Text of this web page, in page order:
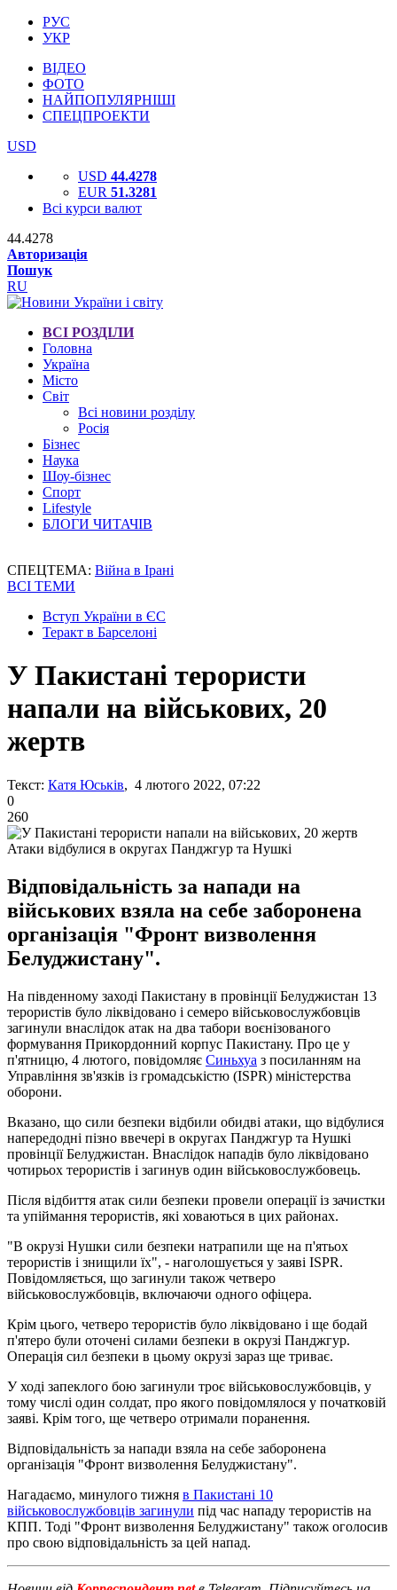
РУС
УКР
ВІДЕО
ФОТО
НАЙПОПУЛЯРНІШІ
СПЕЦПРОЕКТИ
USD
USD 44.4278
EUR 51.3281
Всі курси валют
44.4278
Авторизація
Пошук
RU
ВСІ РОЗДІЛИ
Головна
Україна
Місто
Світ
Всі новини розділу
Росія
Бізнес
Наука
Шоу-бізнес
Спорт
Lifestyle
БЛОГИ ЧИТАЧІВ
СПЕЦТЕМА: Війна в Ірані
ВСІ ТЕМИ
Вступ України в ЄС
Теракт в Барселоні
У Пакистані терористи
напали на військових, 20
жертв
Текст: Катя Юськів, 4 лютого 2022, 07:22
0
260
Атаки відбулися в округах Панджгур та Нушкі
Відповідальність за напади на
військових взяла на себе заборонена
організація "Фронт визволення
Белуджистану".
На південному заході Пакистану в провінції Белуджистан 13
терористів було ліквідовано і семеро військовослужбовців
загинули внаслідок атак на два табори воєнізованого
формування Прикордонний корпус Пакистану. Про це у
п'ятницю, 4 лютого, повідомляє Синьхуа з посиланням на
Управління зв'язків із громадськістю (ISPR) міністерства
оборони.
Вказано, що сили безпеки відбили обидві атаки, що відбулися
напередодні пізно ввечері в округах Панджгур та Нушкі
провінції Белуджистан. Внаслідок нападів було ліквідовано
чотирьох терористів і загинув один військовослужбовець.
Після відбиття атак сили безпеки провели операції із зачистки
та упіймання терористів, які ховаються в цих районах.
"В окрузі Нушки сили безпеки натрапили ще на п'ятьох
терористів і знищили їх", - наголошується у заяві ISPR.
Повідомляється, що загинули також четверо
військовослужбовців, включаючи одного офіцера.
Крім цього, четверо терористів було ліквідовано і ще бодай
п'ятеро були оточені силами безпеки в окрузі Панджгур.
Операція сил безпеки в цьому окрузі зараз ще триває.
У ході запеклого бою загинули троє військовослужбовців, у
тому числі один солдат, про якого повідомлялося у початковій
заяві. Крім того, ще четверо отримали поранення.
Відповідальність за напади взяла на себе заборонена
організація "Фронт визволення Белуджистану".
Нагадаємо, минулого тижня в Пакистані 10
військовослужбовців загинули під час нападу терористів на
КПП. Тоді "Фронт визволення Белуджистану" також оголосив
про свою відповідальність за цей напад.